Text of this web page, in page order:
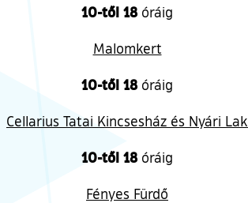
10-től 18 óráig
Malomkert
10-től 18 óráig
Cellarius Tatai Kincsesház és Nyári Lak
10-től 18 óráig
Fényes Fürdő